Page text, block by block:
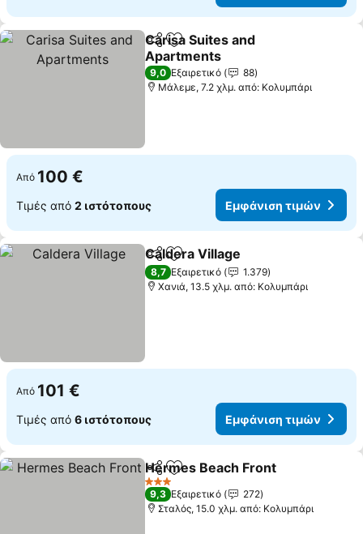
Κοινοποίηση
Προσθήκη στα αγαπημένα
Carisa Suites and
Apartments
Εμφάνιση τιμών
9,0 Εξαιρετικό
88
Μάλεμε, 7.2 χλμ. από: Κολυμπάρι
Από 100 €
Τιμές από 2 ιστότοπους Εμφάνιση τιμών
Κοινοποίηση
Προσθήκη στα αγαπημένα
Caldera Village
8,7 Εξαιρετικό
1.379
Χανιά, 13.5 χλμ. από: Κολυμπάρι
Από 101 €
Τιμές από 6 ιστότοπους Εμφάνιση τιμών
Κοινοποίηση
Προσθήκη στα αγαπημένα
Hermes Beach Front
3 Αστέρια
9,3 Εξαιρετικό
272
Σταλός, 15.0 χλμ. από: Κολυμπάρι